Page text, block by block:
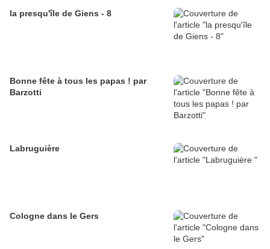
la presqu'île de Giens - 8
Bonne fête à tous les papas ! par
Barzotti
Labruguière
Cologne dans le Gers